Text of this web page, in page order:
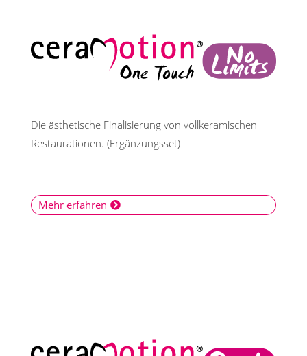
Die ästhetische Finalisierung von vollkeramischen
Restaurationen. (Ergänzungsset)
Mehr erfahren